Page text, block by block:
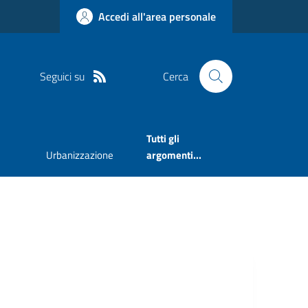
Accedi all'area personale
Seguici su Cerca
Urbanizzazione
Tutti gli
argomenti...